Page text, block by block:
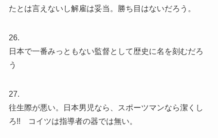
たとは言えないし解雇は妥当。勝ち目はないだろう。
26.
日本で一番みっともない監督として歴史に名を刻むだろ
う
27.
往生際が悪い。日本男児なら、スポーツマンなら潔くし
ろ!! コイツは指導者の器では無い。